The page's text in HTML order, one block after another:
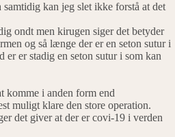
kan jeg slet ikke forstå at det
ondt men kirugen siger det betyder
og så længe der er en seton sutur i
er er stadig en seton sutur i som kan
komme i anden form end
muligt klare den store operation.
det giver at der er covi-19 i verden